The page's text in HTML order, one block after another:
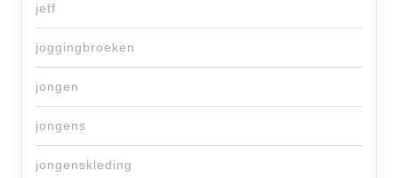
jeff
joggingbroeken
jongen
jongens
jongenskleding